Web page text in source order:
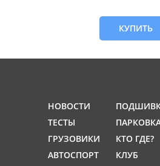
КУПИТЬ
НОВОСТИ
ТЕСТЫ
ГРУЗОВИКИ
АВТОСПОРТ
КТО ГДЕ?
КЛУБ